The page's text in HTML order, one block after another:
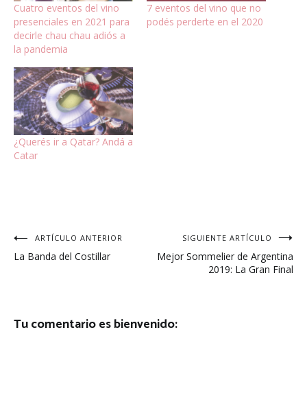
Cuatro eventos del vino
presenciales en 2021 para
decirle chau chau adiós a
la pandemia
7 eventos del vino que no
podés perderte en el 2020
¿Querés ir a Qatar? Andá a
Catar
Navegación
de
ARTÍCULO ANTERIOR
La Banda del Costillar
SIGUIENTE ARTÍCULO
Mejor Sommelier de Argentina
2019: La Gran Final
Tu comentario es bienvenido: